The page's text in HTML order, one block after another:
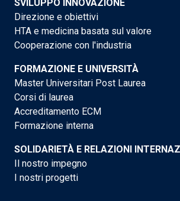
SVILUPPO INNOVAZIONE
Direzione e obiettivi
HTA e medicina basata sul valore
Cooperazione con l'industria
FORMAZIONE E UNIVERSITÀ
Master Universitari Post Laurea
Corsi di laurea
Accreditamento ECM
Formazione interna
SOLIDARIETÀ E RELAZIONI
Il nostro impegno
I nostri progetti